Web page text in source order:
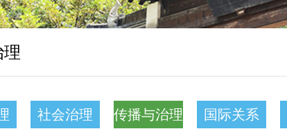
社会治理 传播与治理 国际关系